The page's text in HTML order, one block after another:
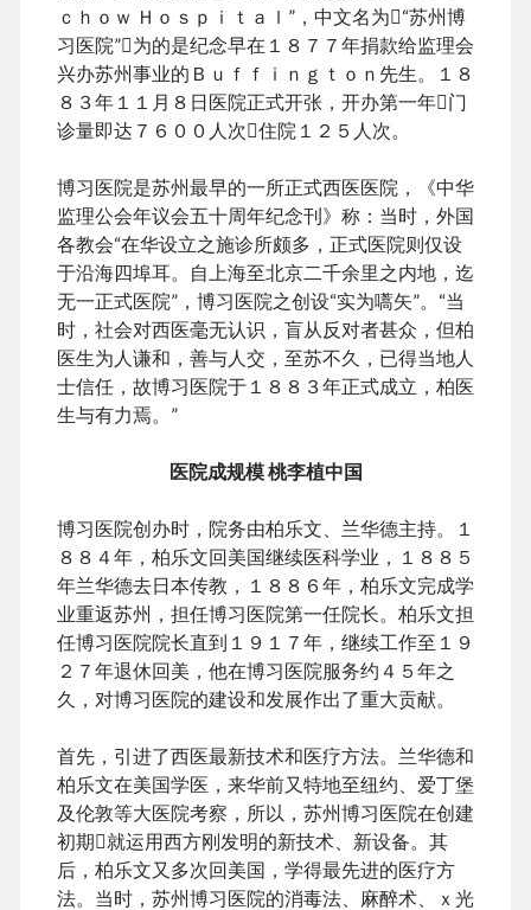
December 2020
November 2020
October 2020
September 2020
August 2020
June 2020
May 2020
April 2020
March 2020
January 2020
December 2019
September 2019
March 2019
December 2018
December 2016
February 2016
September 2015
July 2015
September 2014
March 2014
July 2013
May 2012
March 2011
June 2009
July 2008
June 2008
ｃｈｏｗ Ｈｏｓｐｉｔａｌ”，中文名为“苏州博
习医院”为的是纪念早在１８７７年捐款给监理会
兴办苏州事业的Ｂｕｆｆｉｎｇｔｏｎ先生。１８
８３年１１月８日医院正式开张，开办第一年门
诊量即达７６００人次住院１２５人次。
博习医院是苏州最早的一所正式西医医院，《中华
监理公会年议会五十周年纪念刊》称：当时，外国
各教会“在华设立之施诊所颇多，正式医院则仅设
于沿海四埠耳。自上海至北京二千余里之内地，迄
无一正式医院”，博习医院之创设“实为嚆矢”。“当
时，社会对西医毫无认识，盲从反对者甚众，但柏
医生为人谦和，善与人交，至苏不久，已得当地人
士信任，故博习医院于１８８３年正式成立，柏医
生与有力焉。”
医院成规模 桃李植中国
博习医院创办时，院务由柏乐文、兰华德主持。１
８８４年，柏乐文回美国继续医科学业，１８８５
年兰华德去日本传教，１８８６年，柏乐文完成学
业重返苏州，担任博习医院第一任院长。柏乐文担
任博习医院院长直到１９１７年，继续工作至１９
２７年退休回美，他在博习医院服务约４５年之
久，对博习医院的建设和发展作出了重大贡献。
首先，引进了西医最新技术和医疗方法。兰华德和
柏乐文在美国学医，来华前又特地至纽约、爱丁堡
及伦敦等大医院考察，所以，苏州博习医院在创建
初期就运用西方刚发明的新技术、新设备。其
后，柏乐文又多次回美国，学得最先进的医疗方
法。当时，苏州博习医院的消毒法、麻醉术、ｘ光